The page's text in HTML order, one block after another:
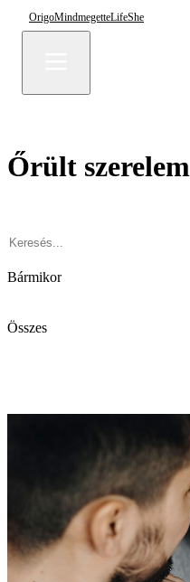
OrigoMindmegetteLifeShe
Őrült szerelem
Bármikor
Összes